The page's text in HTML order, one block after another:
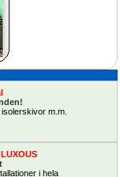
i Lärk eller Ek
rastplatser
Håll rätt temp
m.m.
i hela